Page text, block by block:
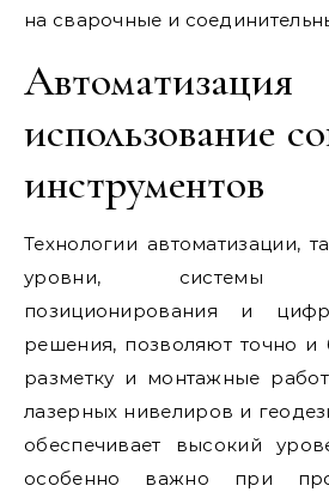
на сварочные и
использование
инструментов
Технологии автоматизации,
уровни, системы
позиционирования и
решения, позволяют точно и
разметку и монтажные
лазерных нивелиров и
обеспечивает высокий
особенно важно при